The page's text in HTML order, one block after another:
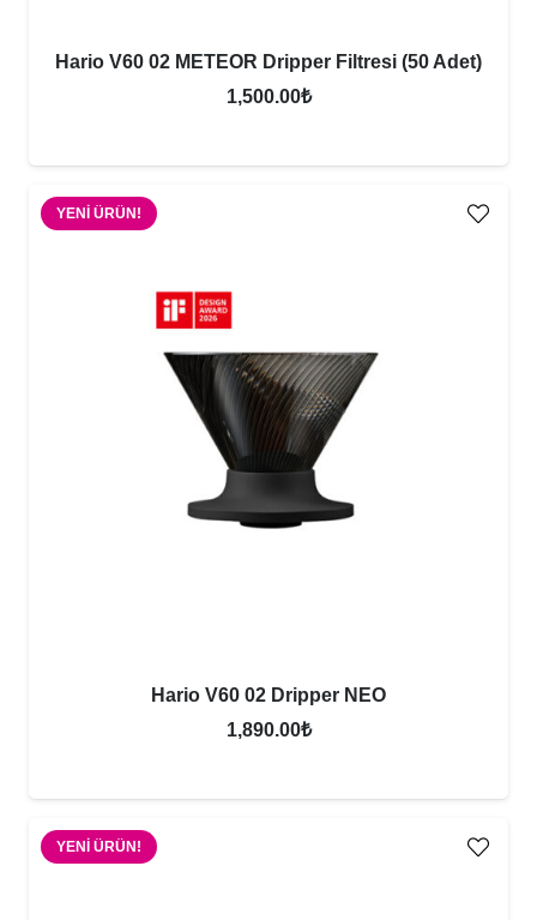
Hario V60 02 METEOR Dripper Filtresi (50 Adet)
1,500.00₺
YENI ÜRÜN!
Hario V60 02 Dripper NEO
1,890.00₺
YENI ÜRÜN!